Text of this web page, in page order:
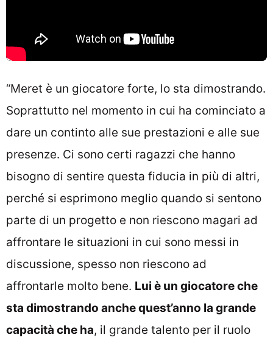
“Meret è un giocatore forte, lo sta dimostrando.
Soprattutto nel momento in cui ha cominciato a
dare un continto alle sue prestazioni e alle sue
presenze. Ci sono certi ragazzi che hanno
bisogno di sentire questa fiducia in più di altri,
perché si esprimono meglio quando si sentono
parte di un progetto e non riescono magari ad
affrontare le situazioni in cui sono messi in
discussione, spesso non riescono ad
affrontarle molto bene. Lui è un giocatore che
sta dimostrando anche quest’anno la grande
capacità che ha, il grande talento per il ruolo